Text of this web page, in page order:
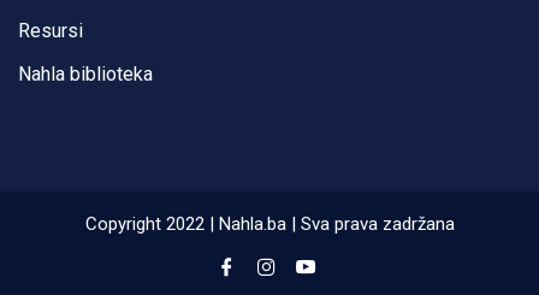
Resursi
Nahla biblioteka
Copyright 2022 | Nahla.ba | Sva prava zadržana